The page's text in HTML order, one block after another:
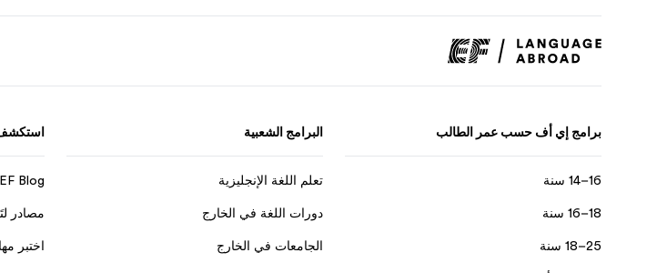
برامج إي أف حسب عمر الطالب
16–14 سنة
18–16 سنة
25–18 سنة
البرامج الشعبية
تعلم اللغة الإنجليزية
دورات اللغة في الخارج
الجامعات في الخارج
EF Blog
مصادر
اختبر